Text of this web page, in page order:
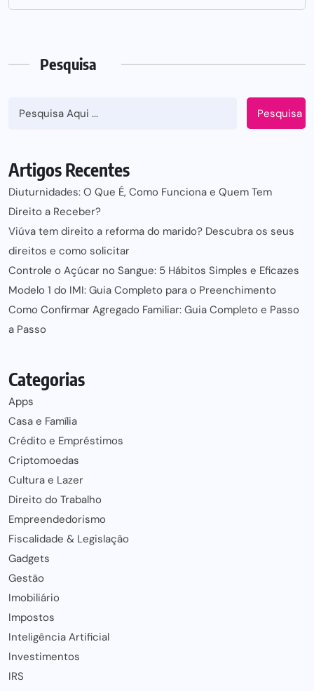
Pesquisa
Pesquisa
Artigos Recentes
Diuturnidades: O Que É, Como Funciona e Quem Tem
Direito a Receber?
Viúva tem direito a reforma do marido? Descubra os seus
direitos e como solicitar
Controle o Açúcar no Sangue: 5 Hábitos Simples e Eficazes
Modelo 1 do IMI: Guia Completo para o Preenchimento
Como Confirmar Agregado Familiar: Guia Completo e Passo
a Passo
Categorias
Apps
Casa e Família
Crédito e Empréstimos
Criptomoedas
Cultura e Lazer
Direito do Trabalho
Empreendedorismo
Fiscalidade & Legislação
Gadgets
Gestão
Imobiliário
Impostos
Inteligência Artificial
Investimentos
IRS